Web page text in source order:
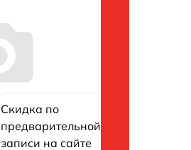
Скидка по
предварительной
записи на сайте